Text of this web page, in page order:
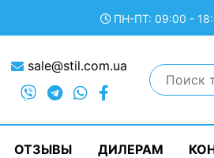
ПН-ПТ: 09:00 -
sale@stil.com.ua
ОТЗЫВЫ ДИЛЕРАМ